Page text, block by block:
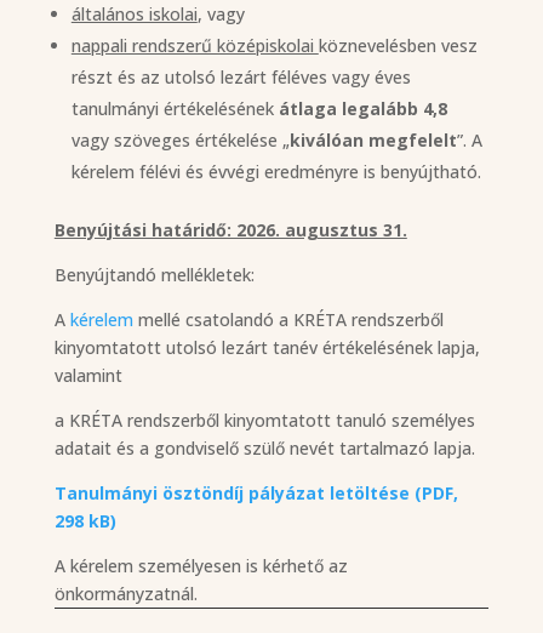
általános iskolai, vagy
nappali rendszerű középiskolai köznevelésben vesz
részt és az utolsó lezárt féléves vagy éves
tanulmányi értékelésének átlaga legalább 4,8
vagy szöveges értékelése „kiválóan megfelelt”. A
kérelem félévi és évvégi eredményre is benyújtható.
Benyújtási határidő: 2026. augusztus 31.
Benyújtandó mellékletek:
A kérelem mellé csatolandó a KRÉTA rendszerből
kinyomtatott utolsó lezárt tanév értékelésének lapja,
valamint
a KRÉTA rendszerből kinyomtatott tanuló személyes
adatait és a gondviselő szülő nevét tartalmazó lapja.
Tanulmányi ösztöndíj pályázat letöltése (PDF,
298 kB)
A kérelem személyesen is kérhető az
önkormányzatnál.